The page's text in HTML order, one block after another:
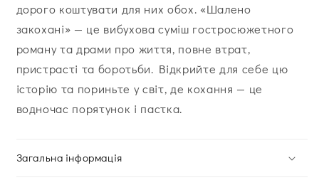
дорого коштувати для них обох. «Шалено
закохані» — це вибухова суміш гостросюжетного
роману та драми про життя, повне втрат,
пристрасті та боротьби. Відкрийте для себе цю
історію та пориньте у світ, де кохання — це
водночас порятунок і пастка.
Загальна інформація